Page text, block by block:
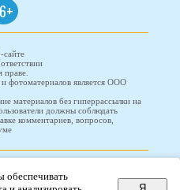
сайте
праве.
фотоматериалов является ООО
материалов без гиперрассылки на
должны соблюдать
комментариев, вопросов,
Я